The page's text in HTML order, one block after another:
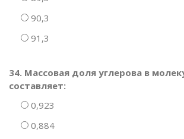
90,3
91,3
34. Массовая доля углерова в
составляет:
0,923
0,884